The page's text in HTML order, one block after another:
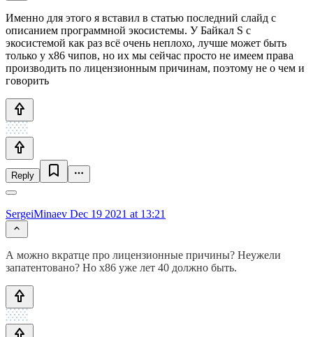
Именно для этого я вставил в статью последний слайд с
описанием программной экосистемы. У Байкал S с
экосистемой как раз всё очень неплохо, лучше может быть
только у x86 чипов, но их мы сейчас просто не имеем права
производить по лицензионным причинам, поэтому не о чем и
говорить
Reply
SergeiMinaev Dec 19 2021 at 13:21
А можно вкратце про лицензионные причины? Неужели
запатентовано? Но x86 уже лет 40 должно быть.